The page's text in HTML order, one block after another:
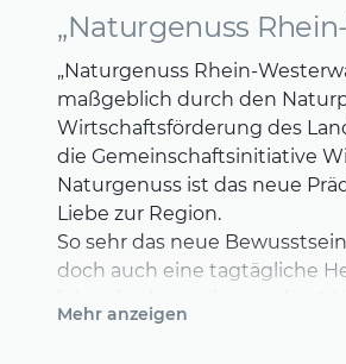
„Naturgenuss
„Naturgenuss Rhein-
maßgeblich durch den
Wirtschaftsförderung des
die Gemeinschaftsinitiative
Naturgenuss ist das neue
Liebe zur Region.
So sehr das neue
doch auch eine tagtägliche
Infrastruktur, die unsere
Mehr anzeigen